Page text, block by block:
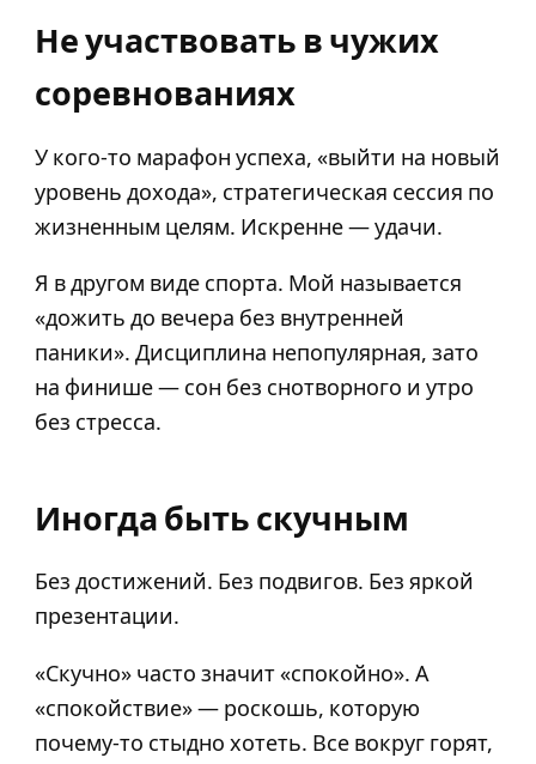
Не участвовать в чужих
соревнованиях
У кого-то марафон успеха, «выйти на новый
уровень дохода», стратегическая сессия по
жизненным целям. Искренне — удачи.
Я в другом виде спорта. Мой называется
«дожить до вечера без внутренней
паники». Дисциплина непопулярная, зато
на финише — сон без снотворного и утро
без стресса.
Иногда быть скучным
Без достижений. Без подвигов. Без яркой
презентации.
«Скучно» часто значит «спокойно». А
«спокойствие» — роскошь, которую
почему-то стыдно хотеть. Все вокруг горят,